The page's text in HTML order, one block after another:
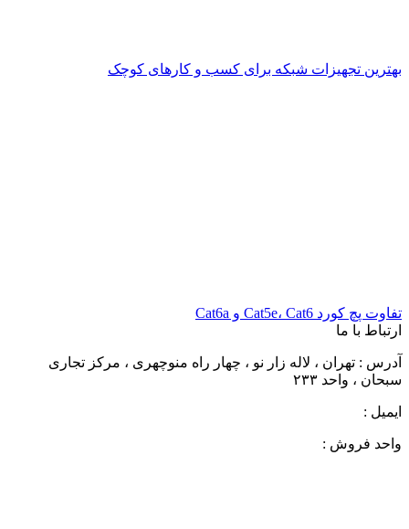
بهترین تجهیزات شبکه برای کسب و کارهای کوچک
تفاوت پچ کورد Cat5e، Cat6 و Cat6a
ارتباط با ما
آدرس : تهران ، لاله زار نو ، چهار راه منوچهری ، مرکز تجاری
سبحان ، واحد ۲۳۳
ایمیل :
واحد فروش :